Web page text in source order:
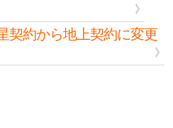
契約から地上契約に変更